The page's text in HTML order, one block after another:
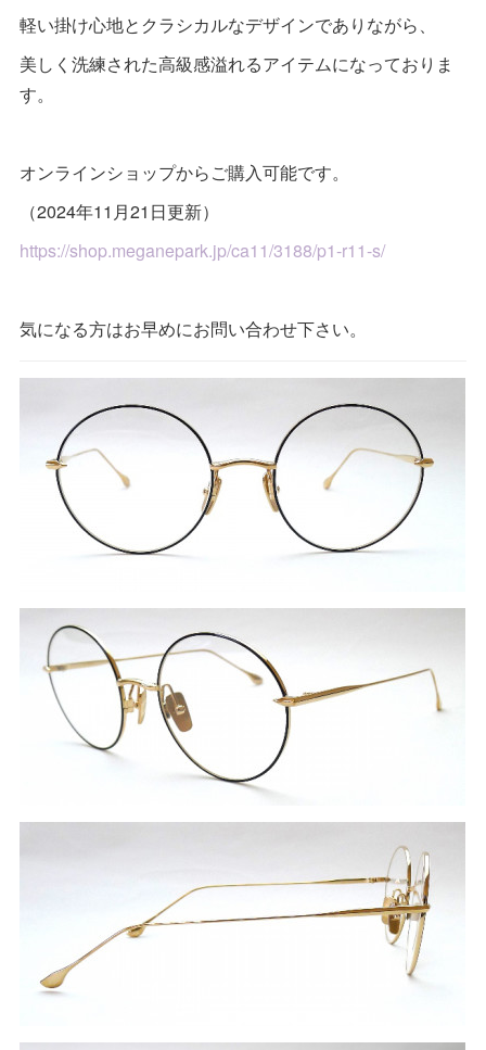
軽い掛け心地とクラシカルなデザインでありながら、
美しく洗練された高級感溢れるアイテムになっておりま
す。
オンラインショップからご購入可能です。
（2024年11月21日更新）
https://shop.meganepark.jp/ca11/3188/p1-r11-s/
気になる方はお早めにお問い合わせ下さい。